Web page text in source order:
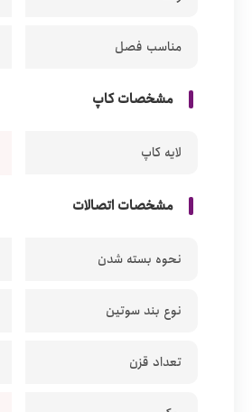
مناسب فصل
مشخصات کاپ
لایه کاپ
مشخصات اتصالات
نحوه بسته شدن
نوع بند سوتین
تعداد قزن